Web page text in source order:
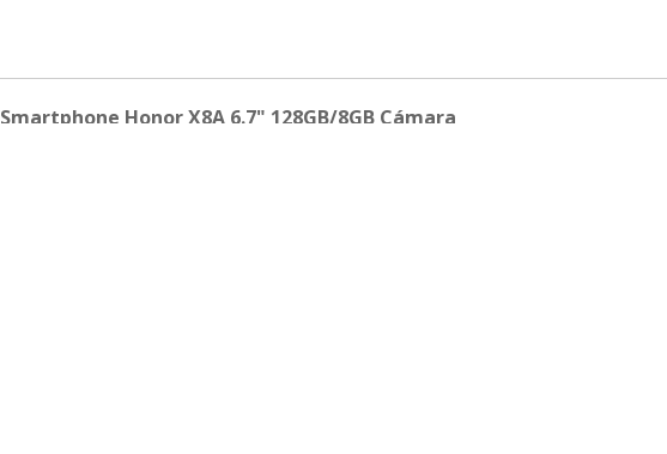
Smartphone Honor X8A 6.7" 128GB/8GB Cámara